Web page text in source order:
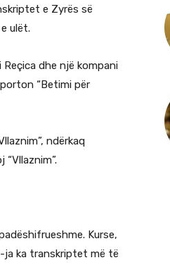
e Zyrës së
ulët.
dhe një kompani
“Betimi për
ndërkaq
Kurse,
ja ka transkriptet më të